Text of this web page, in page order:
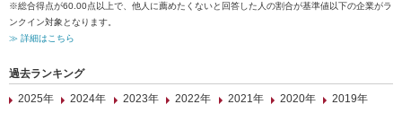
※総合得点が60.00点以上で、他人に薦めたくないと回答した人の割合が基準値以下の企業がラ
ンクイン対象となります。
≫ 詳細はこちら
過去ランキング
2025年
2024年 2023年 2022年 2021年 2020年
2019年